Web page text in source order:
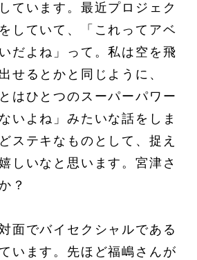
ています。最近プロジェク
していて、「これってアベ
だよね」って。私は空を飛
せるとかと同じように、
はひとつのスーパーパワー
いよね」みたいな話をしま
ステキなものとして、捉え
しいなと思います。宮津さ
？
面でバイセクシャルである
います。先ほど福嶋さんが